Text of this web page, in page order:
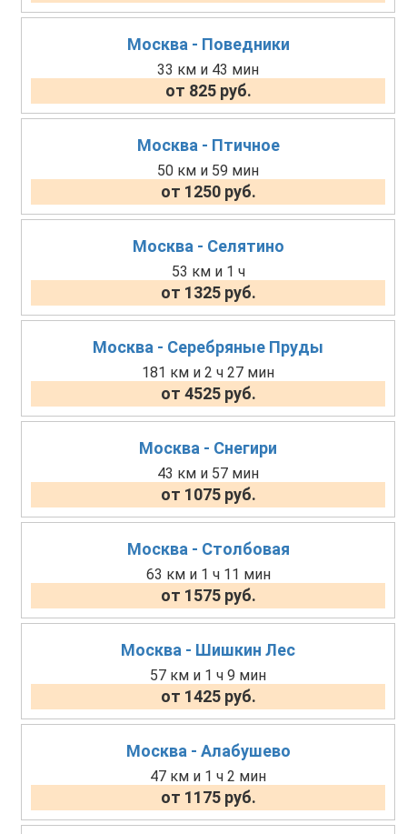
Москва - Поведники
33 км и 43 мин
от 825 руб.
Москва - Птичное
50 км и 59 мин
от 1250 руб.
Москва - Селятино
53 км и 1 ч
от 1325 руб.
Москва - Серебряные Пруды
181 км и 2 ч 27 мин
от 4525 руб.
Москва - Снегири
43 км и 57 мин
от 1075 руб.
Москва - Столбовая
63 км и 1 ч 11 мин
от 1575 руб.
Москва - Шишкин Лес
57 км и 1 ч 9 мин
от 1425 руб.
Москва - Алабушево
47 км и 1 ч 2 мин
от 1175 руб.